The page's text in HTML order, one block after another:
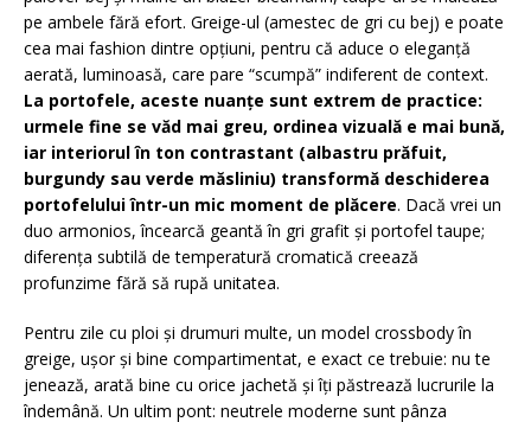
pe ambele fără efort. Greige-ul (amestec de gri cu bej) e poate
cea mai fashion dintre opțiuni, pentru că aduce o eleganță
aerată, luminoasă, care pare “scumpă” indiferent de context.
La portofele, aceste nuanțe sunt extrem de practice:
urmele fine se văd mai greu, ordinea vizuală e mai bună,
iar interiorul în ton contrastant (albastru prăfuit,
burgundy sau verde măsliniu) transformă deschiderea
portofelului într-un mic moment de plăcere. Dacă vrei un
duo armonios, încearcă geantă în gri grafit și portofel taupe;
diferența subtilă de temperatură cromatică creează
profunzime fără să rupă unitatea.
Pentru zile cu ploi și drumuri multe, un model crossbody în
greige, ușor și bine compartimentat, e exact ce trebuie: nu te
jenează, arată bine cu orice jachetă și îți păstrează lucrurile la
îndemână. Un ultim pont: neutrele moderne sunt pânza